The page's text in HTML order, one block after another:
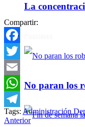
La
No paran los
Compartir:
Facebook
Twitter
Email
WhatsApp
Telegram
Tags: Administración
Anterior